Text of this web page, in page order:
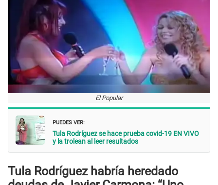
El Popular
PUEDES VER:
Tula Rodríguez se hace prueba covid-19 EN VIVO
y la trolean al leer resultados
Tula Rodríguez habría heredado